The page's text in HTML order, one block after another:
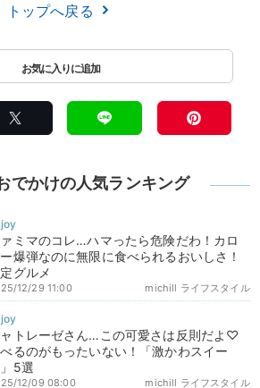
トップへ戻る
でかけの人気ランキング
ミマのコレ…ハマったら危険だわ！カロ
爆弾なのに無限に食べられるおいしさ！
グルメ
michill ライフスタイル
12/29 11:00
トレーゼさん…この可愛さは反則だよ♡
るのがもったいない！「激かわスイー
5選
michill ライフスタイル
12/09 08:00